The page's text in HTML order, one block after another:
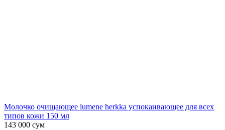
Молочко очищающее lumene herkka успокаивающее для всех
типов кожи 150 мл
143 000 сум